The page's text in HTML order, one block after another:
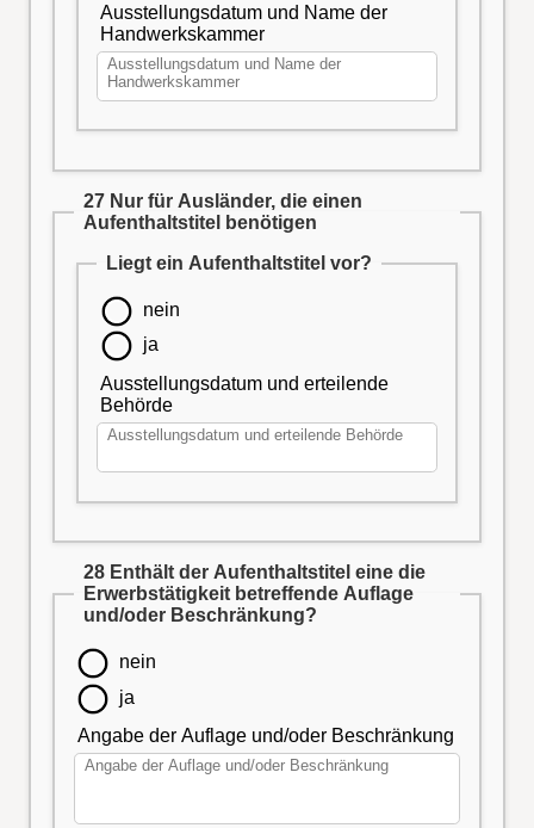
Ausstellungsdatum und Name der
Handwerkskammer
27 Nur für Ausländer, die einen
Aufenthaltstitel benötigen
Liegt ein Aufenthaltstitel vor?
nein
ja
Ausstellungsdatum und erteilende
Behörde
28 Enthält der Aufenthaltstitel eine die
Erwerbstätigkeit betreffende Auflage
und/oder Beschränkung?
nein
ja
Angabe der Auflage und/oder Beschränkung